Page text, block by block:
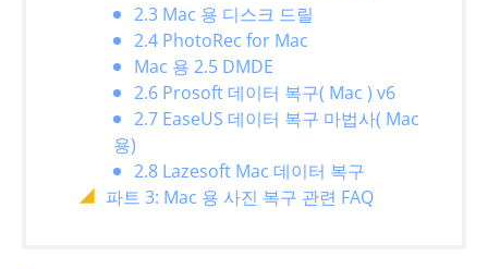
2.3 Mac 용 디스크 드릴
2.4 PhotoRec for Mac
Mac 용 2.5 DMDE
2.6 Prosoft 데이터 복구( Mac ) v6
2.7 EaseUS 데이터 복구 마법사( Mac
용)
2.8 Lazesoft Mac 데이터 복구
파트 3: Mac 용 사진 복구 관련 FAQ